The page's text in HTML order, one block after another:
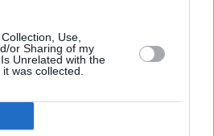
Use,
or Sharing of my
Unrelated with the
was collected.